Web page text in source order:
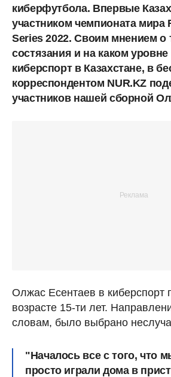
киберфутбола. Впервые
участником чемпионата мира
Series 2022. Своим мнением о
состязания и на каком уровне
киберспорт в Казахстане, в
корреспондентом NUR.KZ
участников нашей сборной
Олжас Есентаев в киберспорт
возрасте 15-ти лет.
словам, было выбрано
"Началось все с того, что
просто играли дома в